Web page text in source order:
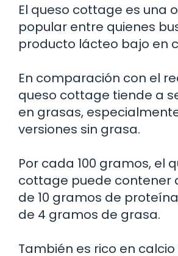
El queso cottage es una
popular entre quienes
producto lácteo bajo en
En comparación con el
queso cottage tiende a
en grasas,
versiones sin grasa.
Por cada 100 gramos, el
cottage puede contener
de 10 gramos de
de 4 gramos de grasa.
También es rico en